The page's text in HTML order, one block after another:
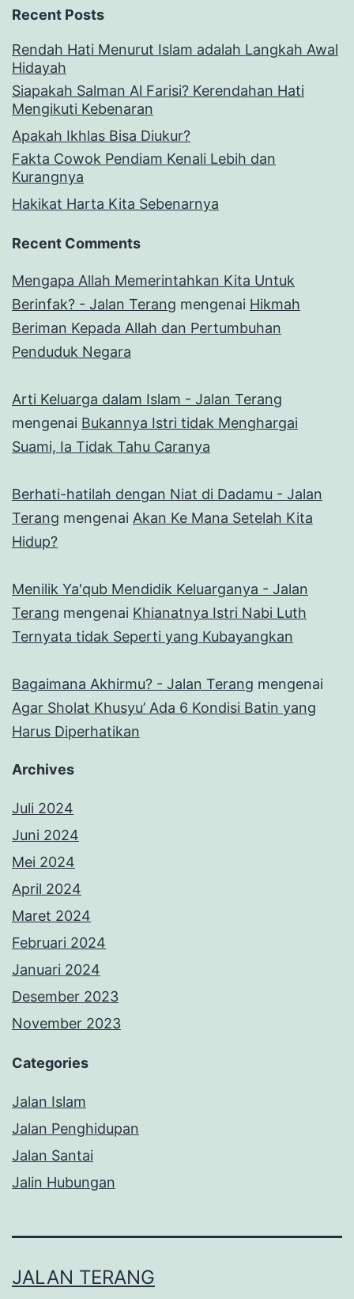
Recent Posts
Rendah Hati Menurut Islam adalah Langkah Awal
Hidayah
Siapakah Salman Al Farisi? Kerendahan Hati
Mengikuti Kebenaran
Apakah Ikhlas Bisa Diukur?
Fakta Cowok Pendiam Kenali Lebih dan
Kurangnya
Hakikat Harta Kita Sebenarnya
Recent Comments
Mengapa Allah Memerintahkan Kita Untuk
Berinfak? - Jalan Terang mengenai Hikmah
Beriman Kepada Allah dan Pertumbuhan
Penduduk Negara
Arti Keluarga dalam Islam - Jalan Terang
mengenai Bukannya Istri tidak Menghargai
Suami, Ia Tidak Tahu Caranya
Berhati-hatilah dengan Niat di Dadamu - Jalan
Terang mengenai Akan Ke Mana Setelah Kita
Hidup?
Menilik Ya'qub Mendidik Keluarganya - Jalan
Terang mengenai Khianatnya Istri Nabi Luth
Ternyata tidak Seperti yang Kubayangkan
Bagaimana Akhirmu? - Jalan Terang mengenai
Agar Sholat Khusyu’ Ada 6 Kondisi Batin yang
Harus Diperhatikan
Archives
Juli 2024
Juni 2024
Mei 2024
April 2024
Maret 2024
Februari 2024
Januari 2024
Desember 2023
November 2023
Categories
Jalan Islam
Jalan Penghidupan
Jalan Santai
Jalin Hubungan
JALAN TERANG